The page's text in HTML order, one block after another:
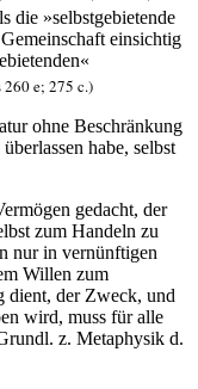
die »selbstgebietende
einsichtig
e; 275 c.)
ohne Beschränkung
habe, selbst
gedacht, der
zum Handeln zu
nur in vernünftigen
Willen zum
dient, der Zweck, und
wird, muss für alle
z. Metaphysik d.